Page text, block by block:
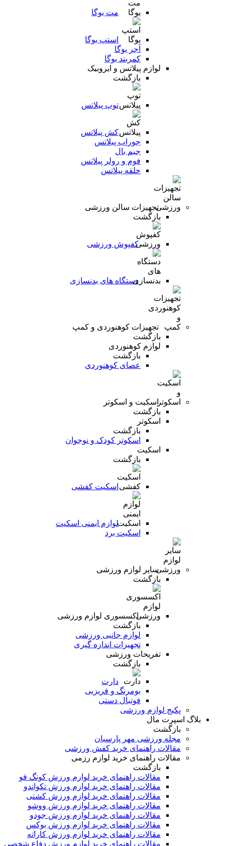
مت یوگا
استپ یوگا
آجر یوگا
کمربند یوگا
لوازم پیلاتس و ایروبیک
بازگشت
توپ پیلاتس
کش پیلاتس
جوراب پیلاتس
جیم بال
فوم و رولر پیلاتس
حلقه پیلاتس
تجهیزات سالن ورزشی
بازگشت
کفپوش ورزشی
دستگاه های بدنسازی
تجهیزات کوهنوردی و کمپ
بازگشت
لوازم کوهنوردی
بازگشت
عصای کوهنوردی
اسکیت و اسکوتر
بازگشت
اسکوتر
بازگشت
اسکوتر کودک و نوجوان
اسکیت
بازگشت
اسکیت کفشی
لوازم ایمنی اسکیت
اسکیت برد
سایر لوازم ورزشی
بازگشت
اکسسوری لوازم ورزشی
بازگشت
لوازم جانبی ورزشی
تجهیزات اندازه گیری
تفریحات ورزشی
بازگشت
دارت
بومرنگ و فریزبی
فوتبال دستی
پکیج لوازم ورزشی
بلاگ اسپرت مال
بازگشت
مجله ورزشی مهر پارسیان
مقالات راهنمای خرید کفش ورزشی
مقالات راهنمای خرید لوازم رزمی
بازگشت
مقالات راهنمای خرید لوازم ورزش کونگ فو
مقالات راهنمای خرید لوازم ورزش تکواندو
مقالات راهنمای خرید لوازم ورزش کشتی
مقالات راهنمای خرید لوازم ورزش ووشو
مقالات راهنمای خرید لوازم ورزش جودو
مقالات راهنمای خرید لوازم ورزش بوکس
مقالات راهنمای خرید لوازم ورزش کاراته
مقالات راهنمای خرید لوازم ورزش دفاع شخصی